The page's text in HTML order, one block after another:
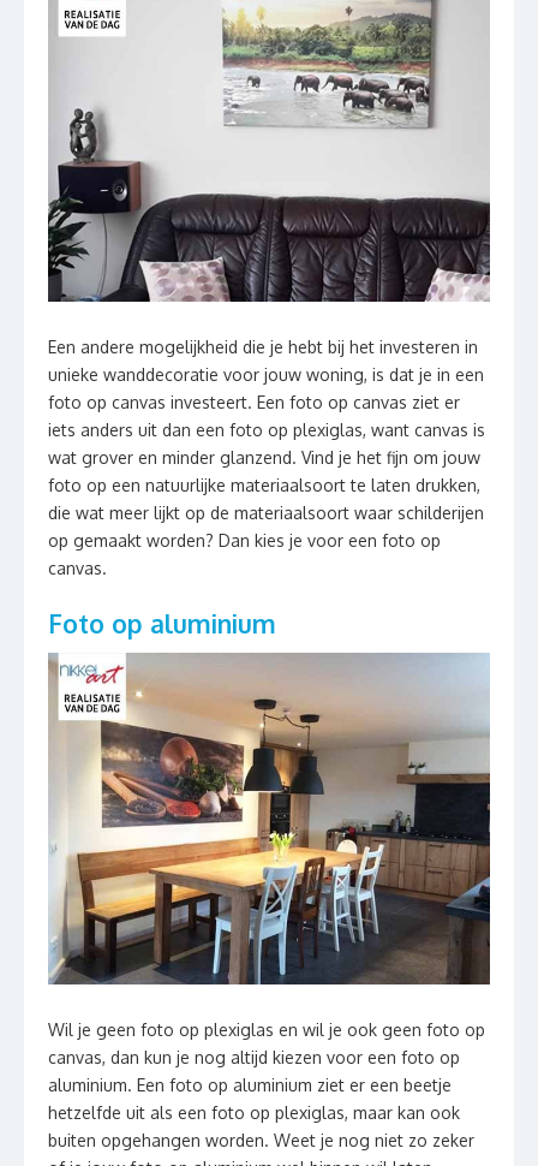
Een andere mogelijkheid die je hebt bij het investeren in
unieke wanddecoratie voor jouw woning, is dat je in een
foto op canvas investeert. Een foto op canvas ziet er
iets anders uit dan een foto op plexiglas, want canvas is
wat grover en minder glanzend. Vind je het fijn om jouw
foto op een natuurlijke materiaalsoort te laten drukken,
die wat meer lijkt op de materiaalsoort waar schilderijen
op gemaakt worden? Dan kies je voor een foto op
canvas.
Foto op aluminium
Wil je geen foto op plexiglas en wil je ook geen foto op
canvas, dan kun je nog altijd kiezen voor een foto op
aluminium. Een foto op aluminium ziet er een beetje
hetzelfde uit als een foto op plexiglas, maar kan ook
buiten opgehangen worden. Weet je nog niet zo zeker